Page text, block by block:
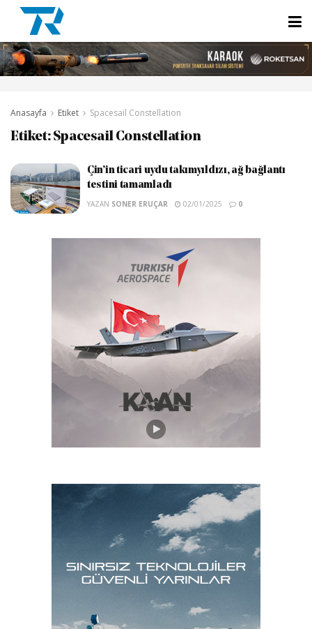
Anasayfa Etiket Spacesail Constellation
Etiket: Spacesail Constellation
Çin’in ticari uydu takımyıldızı, ağ bağlantı
testini tamamladı
YAZAN SONER ERUÇAR 02/01/2025 0